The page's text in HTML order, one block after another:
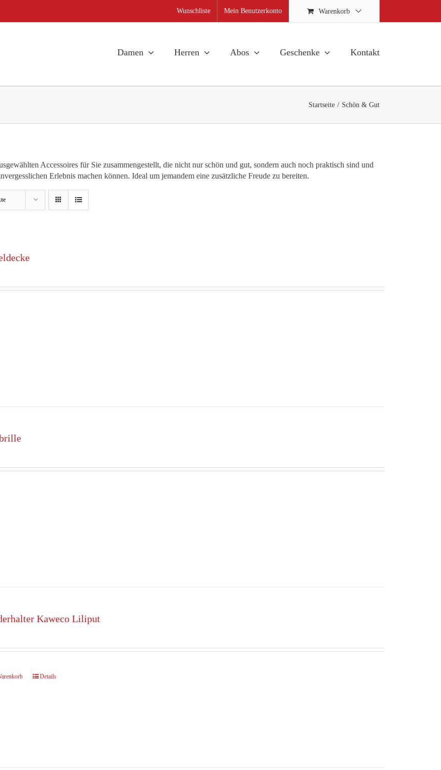
Wunschliste Mein Benutzerkonto Warenkorb
Damen Herren Abos Geschenke Kontakt
Startseite Schön & Gut
Accessoires für Sie zusammengestellt, die nicht nur schön und gut, sondern auch noch praktisch sind und
Erlebnis machen können. Ideal um jemandem eine zusätzliche Freude zu bereiten.
Kaweco Liliput
Details